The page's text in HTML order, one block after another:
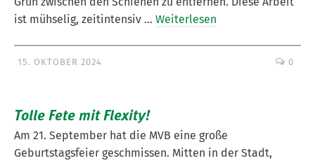
ist mühselig, zeitintensiv … Weiterlesen
15. OKTOBER 2024 0
Tolle Fete mit Flexity!
Am 21. September hat die MVB eine große
Geburtstagsfeier geschmissen. Mitten in der Stadt,